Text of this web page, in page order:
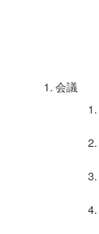
会議